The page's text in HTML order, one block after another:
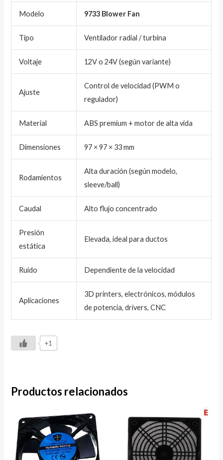
Modelo 9733 Blower Fan
Tipo Ventilador radial / turbina
Voltaje 12V o 24V (según variante)
Ajuste
Control de velocidad (PWM o
regulador)
Material ABS premium + motor de alta vida
Dimensiones 97 × 97 × 33 mm
Rodamientos
Alta duración (según modelo,
sleeve/ball)
Caudal Alto flujo concentrado
Presión
estática
Elevada, ideal para ductos
Ruido Dependiente de la velocidad
Aplicaciones
3D printers, electrónicos, módulos
de potencia, drivers, CNC
+1
Productos relacionados